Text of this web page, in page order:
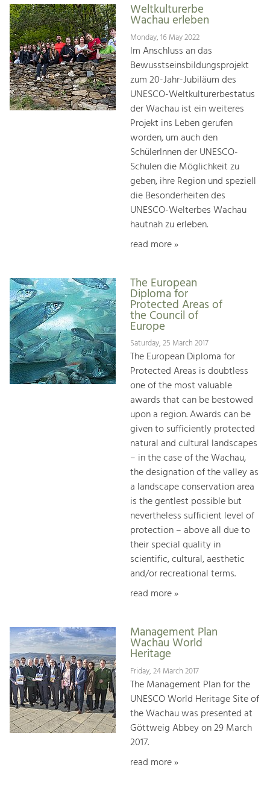
Weltkulturerbe
Wachau erleben
Monday, 16 May 2022
Im Anschluss an das
Bewusstseinsbildungsprojekt
zum 20-Jahr-Jubiläum des
UNESCO-Weltkulturerbestatus
der Wachau ist ein weiteres
Projekt ins Leben gerufen
worden, um auch den
SchülerInnen der UNESCO-
Schulen die Möglichkeit zu
geben, ihre Region und speziell
die Besonderheiten des
UNESCO-Welterbes Wachau
hautnah zu erleben.
read more »
The European
Diploma for
Protected Areas of
the Council of
Europe
Saturday, 25 March 2017
The European Diploma for
Protected Areas is doubtless
one of the most valuable
awards that can be bestowed
upon a region. Awards can be
given to sufficiently protected
natural and cultural landscapes
– in the case of the Wachau,
the designation of the valley as
a landscape conservation area
is the gentlest possible but
nevertheless sufficient level of
protection – above all due to
their special quality in
scientific, cultural, aesthetic
and/or recreational terms.
read more »
Management Plan
Wachau World
Heritage
Friday, 24 March 2017
The Management Plan for the
UNESCO World Heritage Site of
the Wachau was presented at
Göttweig Abbey on 29 March
2017.
read more »